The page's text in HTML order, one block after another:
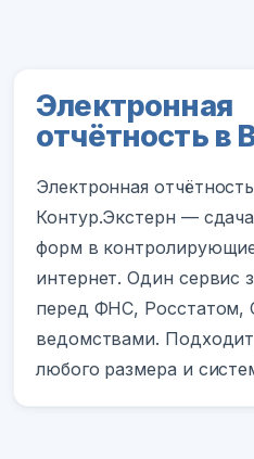
Электронная
отчётность в
Электронная
Контур.Экстерн —
форм в
интернет. Один сервис
перед ФНС, Росстатом,
ведомствами.
любого размера и